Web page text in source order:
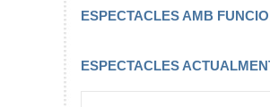
ESPECTACLES AMB
ESPECTACLES